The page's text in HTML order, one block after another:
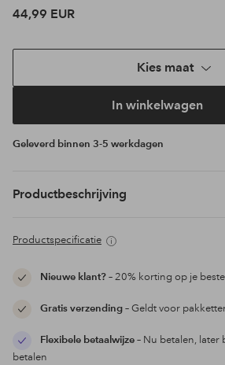
44,99 EUR
Kies maat
In winkelwagen
Geleverd binnen 3-5 werkdagen
Productbeschrijving
Productspecificatie
Nieuwe klant?– 20% korting op je
Gratis verzending– Geldt voor
Flexibele betaalwijze– Nu betalen, later
betalen